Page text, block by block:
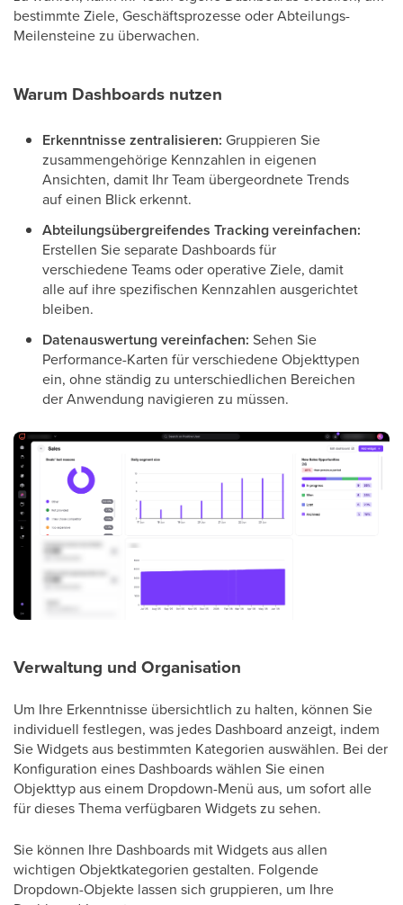
bestimmte Ziele, Geschäftsprozesse oder Abteilungs-
Meilensteine zu überwachen.
Warum Dashboards nutzen
Erkenntnisse zentralisieren: Gruppieren Sie
zusammengehörige Kennzahlen in eigenen
Ansichten, damit Ihr Team übergeordnete Trends
auf einen Blick erkennt.
Abteilungsübergreifendes Tracking vereinfachen:
Erstellen Sie separate Dashboards für
verschiedene Teams oder operative Ziele, damit
alle auf ihre spezifischen Kennzahlen ausgerichtet
bleiben.
Datenauswertung vereinfachen: Sehen Sie
Performance-Karten für verschiedene Objekttypen
ein, ohne ständig zu unterschiedlichen Bereichen
der Anwendung navigieren zu müssen.
Verwaltung und Organisation
Um Ihre Erkenntnisse übersichtlich zu halten, können Sie
individuell festlegen, was jedes Dashboard anzeigt, indem
Sie Widgets aus bestimmten Kategorien auswählen. Bei der
Konfiguration eines Dashboards wählen Sie einen
Objekttyp aus einem Dropdown-Menü aus, um sofort alle
für dieses Thema verfügbaren Widgets zu sehen.
Sie können Ihre Dashboards mit Widgets aus allen
wichtigen Objektkategorien gestalten. Folgende
Dropdown-Objekte lassen sich gruppieren, um Ihre